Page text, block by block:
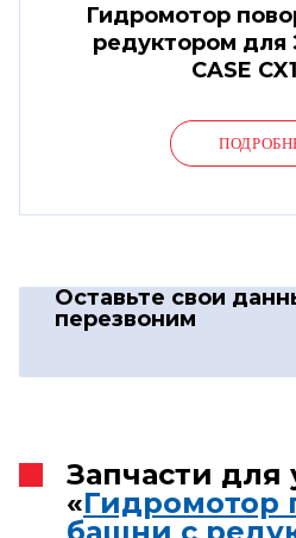
Гидромотор
редуктором для
CASE
Оставьте свои
перезвоним
Запчасти для
«Гидромотор